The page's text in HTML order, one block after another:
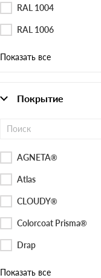
RAL 1004
RAL 1006
Показать все
Покрытие
AGNETA®
Atlas
CLOUDY®
Colorcoat Prisma®
Drap
Показать все